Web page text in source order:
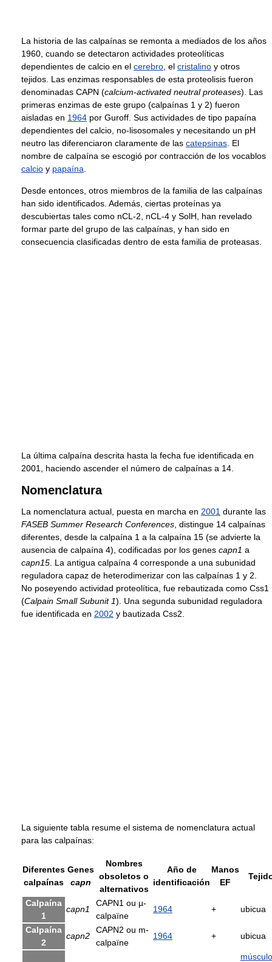
La historia de las calpaínas se remonta a mediados de los años
1960, cuando se detectaron actividades proteolíticas
dependientes de calcio en el cerebro , el cristalino y otros
tejidos. Las enzimas responsables de esta proteolisis fueron
denominadas CAPN (calcium-activated neutral proteases). Las
primeras enzimas de este grupo (calpaínas 1 y 2) fueron
aisladas en 1964 por Guroff. Sus actividades de tipo papaína
dependientes del calcio, no-lisosomales y necesitando un pH
neutro las diferenciaron claramente de las catepsinas . El
nombre de calpaína se escogió por contracción de los vocablos
calcio y papaína
Desde entonces, otros miembros de la familia de las calpaínas
han sido identificados. Además, ciertas proteínas ya
descubiertas tales como nCL-2, nCL-4 y SolH, han revelado
formar parte del grupo de las calpaínas, y han sido en
consecuencia clasificadas dentro de esta familia de proteasas.
La última calpaína descrita hasta la fecha fue identificada en
2001, haciendo ascender el número de calpaínas a 14.
Nomenclatura
La nomenclatura actual, puesta en marcha en 2001 durante las
FASEB Summer Research Conferences , distingue 14 calpaínas
diferentes, desde la calpaína 1 a la calpaína 15 (se advierte la
ausencia de calpaína 4), codificadas por los genes capn1 a
capn15 . La antigua calpaína 4 corresponde a una subunidad
reguladora capaz de heterodimerizar con las calpaínas 1 y 2.
No poseyendo actividad proteolítica, fue rebautizada como Css1
(Calpain Small Subunit 1). Una segunda subunidad reguladora
fue identificada en 2002 y bautizada Css2.
La siguiente tabla resume el sistema de nomenclatura actual
para las calpaínas:
Diferentes
calpaínas
Genes
capn
Nombres
obsoletos o
alternativos
Año de
identificación
Manos
EF
Calpaína
1
capn1
CAPN1 ou µ-
calpaïne
1964 + ubicua
Calpaína
2
capn2
CAPN2 ou m-
calpaïne
1964 + ubicua
músculo